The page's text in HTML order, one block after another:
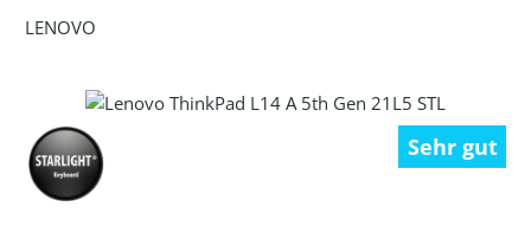
LENOVO
Bildergalerie überspringen
Sehr gut